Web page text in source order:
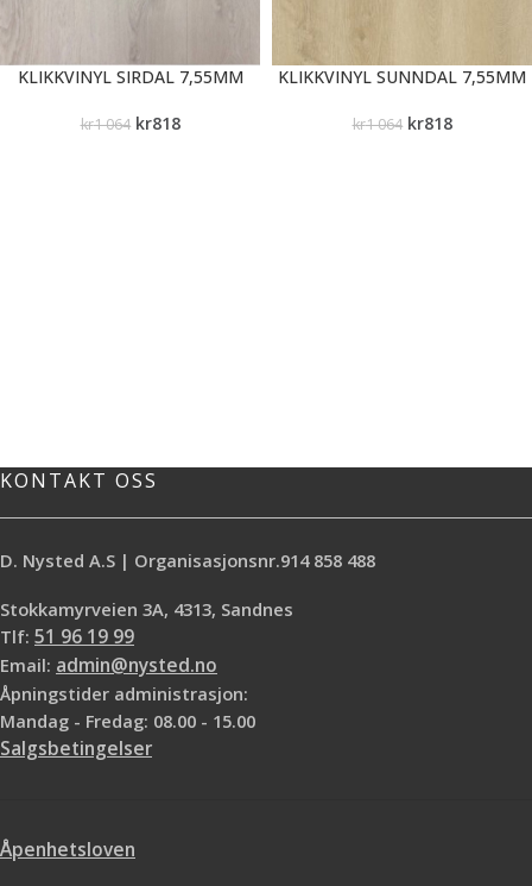
KLIKKVINYL SIRDAL 7,55MM
kr1 064 kr818
KLIKKVINYL SUNNDAL 7,55MM
kr1 064 kr818
KONTAKT OSS
D. Nysted A.S | Organisasjonsnr.914 858 488
Stokkamyrveien 3A, 4313, Sandnes
Tlf: 51 96 19 99
Email: admin@nysted.no
Åpningstider administrasjon:
Mandag - Fredag: 08.00 - 15.00
Salgsbetingelser
Åpenhetsloven